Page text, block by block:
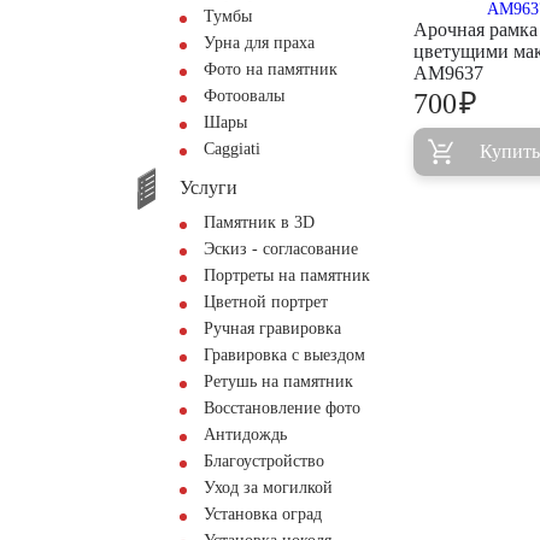
Тумбы
Урна для праха
Фото на памятник
Фотоовалы
Шары
Сaggiati
Услуги
Памятник в 3D
Эскиз - согласование
Портреты на памятник
Цветной портрет
Ручная гравировка
Гравировка с выездом
Ретушь на памятник
Восстановление фото
Антидождь
Благоустройство
Уход за могилкой
Установка оград
Арочная рамка
цветущими
AM9637
700₽
Купить